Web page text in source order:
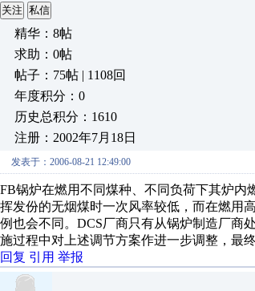
关注 私信
精华：8帖
求助：0帖
帖子：75帖 | 1108回
年度积分：0
历史总积分：1610
注册：2002年7月18日
发表于：2006-08-21 12:49:00
FB锅炉在燃用不同煤种、不同负荷下其炉
挥发份的无烟煤时一次风率较低，而在燃用
例也会不同。DCS厂商只有从锅炉制造厂商
施过程中对上述调节方案作进一步调整，最
回复 引用 举报